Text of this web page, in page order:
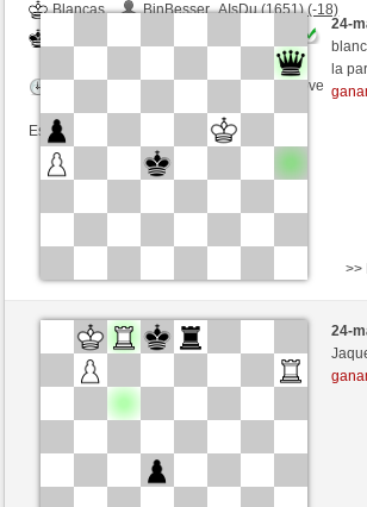
Blancas
BinBesser_AIsDu (1651) (-18)
Tiempo: 2 minutes/side + 0 seconds/move
Esta partida es por puntos
24-
la
Negras
ClaudeLebel (1785) (+11)
Blancas
JABO_1 (1666) (-11)
Tiempo: 2 minutes/side + 0 seconds/move
>>
24-